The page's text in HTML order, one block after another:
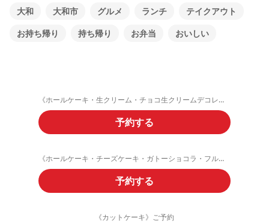
大和 大和市 グルメ ランチ
テイクアウト
お持ち帰り
持ち帰り お弁当 おいしい
《ホールケーキ・生クリーム・チョコ生クリームデコレーション》ご予約フォーム
予約する
《ホールケーキ・チーズケーキ・ガトーショコラ・フルーツタルト》ご予約
予約する
《カットケーキ》ご予約